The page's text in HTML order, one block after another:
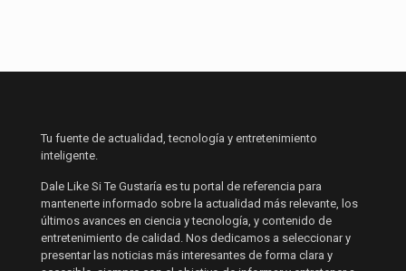
Tu fuente de actualidad, tecnología y entretenimiento
inteligente.
Dale Like Si Te Gustaría es tu portal de referencia para
mantenerte informado sobre la actualidad más relevante, los
últimos avances en ciencia y tecnología, y contenido de
entretenimiento de calidad. Nos dedicamos a seleccionar y
presentar las noticias más interesantes de forma clara y